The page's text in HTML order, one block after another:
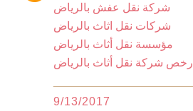
شركة نقل عفش بالرياض
شركات نقل اثاث بالرياض
مؤسسة نقل أثاث بالرياض
ارخص شركة نقل أثاث بالرياض
9/13/2017